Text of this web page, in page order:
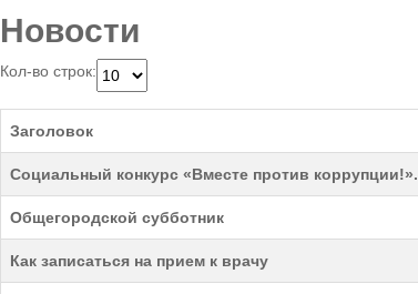
Новости
Кол-во строк:
Заголовок
Социальный конкурс «Вместе против коррупции!».
Общегородской субботник
Как записаться на прием к врачу